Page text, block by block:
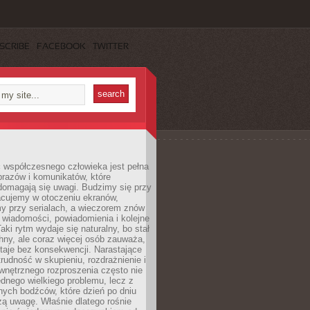
FACEBOOK TWITTER
człowieka jest pełna
i komunikatów, które
się uwagi. Budzimy się przy
w otoczeniu ekranów,
przy serialach, a wieczorem znów
powiadomienia i kolejne
rytm wydaje się naturalny, bo stał
ale coraz więcej osób zauważa,
bez konsekwencji. Narastające
w skupieniu, rozdrażnienie i
rozproszenia często nie
wielkiego problemu, lecz z
bodźców, które dzień po dniu
uwagę. Właśnie dlatego rośnie